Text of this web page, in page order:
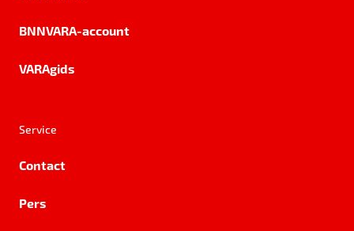
BNNVARA-account
VARAgids
Service
Contact
Pers